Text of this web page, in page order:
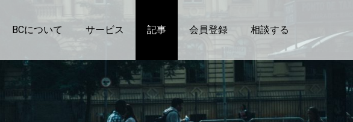
BCについて サービス 記事 会員登録 相談する